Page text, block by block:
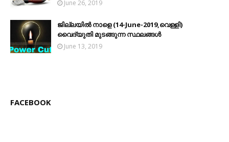
June 26, 2019
ജില്ലയിൽ നാളെ (14-June-2019,വെള്ളി)
വൈദ്യുതി മുടങ്ങുന്ന സ്ഥലങ്ങൾ
June 13, 2019
FACEBOOK